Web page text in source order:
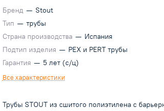
Бренд — Stout
Тип — трубы
Страна производства — Испания
Подтип изделия — PEX и PERT трубы
Гарантия — 5 лет (с/ц)
Все характеристики
Трубы STOUT из сшитого полиэтилена с